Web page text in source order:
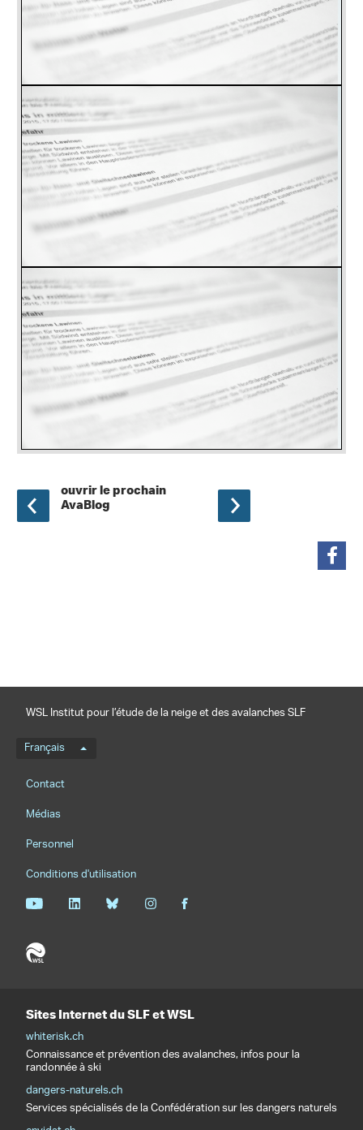
ouvrir le prochain
AvaBlog
WSL Institut pour l’étude de la neige et des avalanches SLF
Menu de langue
Français
Footernavigation
Contact
Médias
Personnel
Conditions d'utilisation
Sites Internet du SLF et WSL
whiterisk.ch
Connaissance et prévention des avalanches, infos pour la
randonnée à ski
dangers-naturels.ch
Services spécialisés de la Confédération sur les dangers naturels